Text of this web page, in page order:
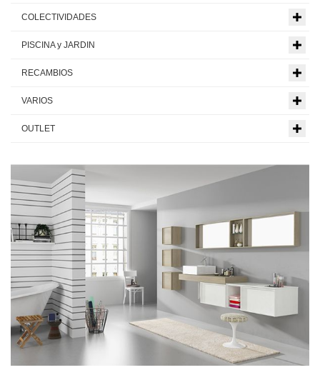
COLECTIVIDADES
PISCINA y JARDIN
RECAMBIOS
VARIOS
OUTLET